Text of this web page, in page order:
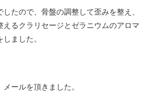
たので、骨盤の調整して歪みを整え、
えるクラリセージとゼラニウムのアロマ
ました。
ールを頂きました。